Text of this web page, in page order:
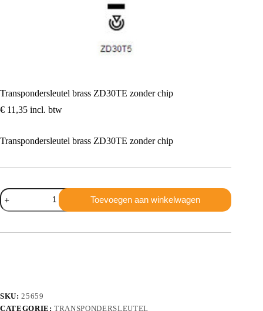
Transpondersleutel brass ZD30TE zonder chip
€ 11,35 incl. btw
Transpondersleutel brass ZD30TE zonder chip
Transpondersleutel
brass
ZD30TE
chip
Toevoegen aan winkelwagen
SKU:25659
CATEGORIE:TRANSPONDERSLEUTEL